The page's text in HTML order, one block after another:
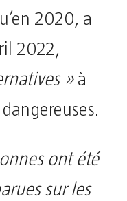
2020, a
2022,
»à
ont été
sur les